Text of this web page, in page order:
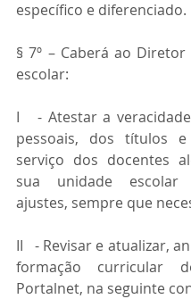
específico e diferenciado.
§ 7º – Caberá ao
escolar:
I   - Atestar a
pessoais, dos títulos
serviço dos docentes
sua unidade
ajustes, sempre que
II   - Revisar e atualizar,
formação curricular
Portalnet, na seguinte